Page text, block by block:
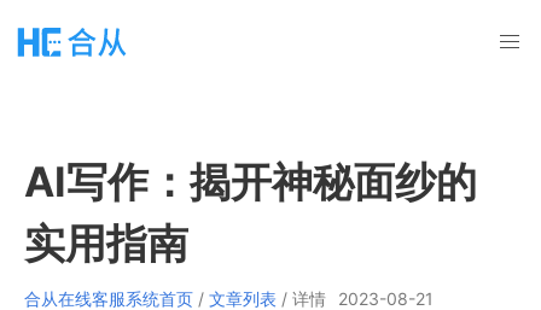
AI写作：揭开神秘面纱的
实用指南
合从在线客服系统首页 / 文章列表 / 详情
2023-08-21